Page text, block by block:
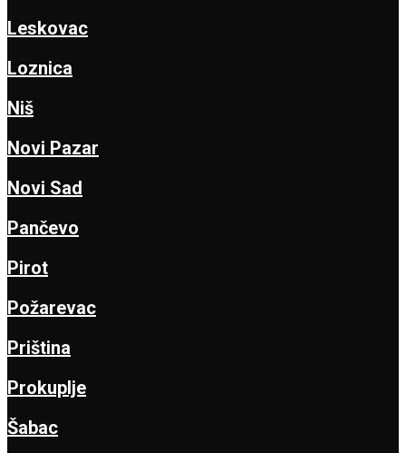
Leskovac
Loznica
Niš
Novi Pazar
Novi Sad
Pančevo
Pirot
Požarevac
Priština
Prokuplje
Šabac